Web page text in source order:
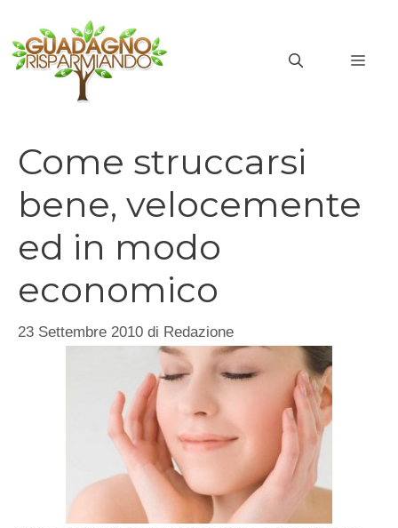
contenuto
Come struccarsi
bene, velocemente
ed in modo
economico
23 Settembre 2010 di Redazione